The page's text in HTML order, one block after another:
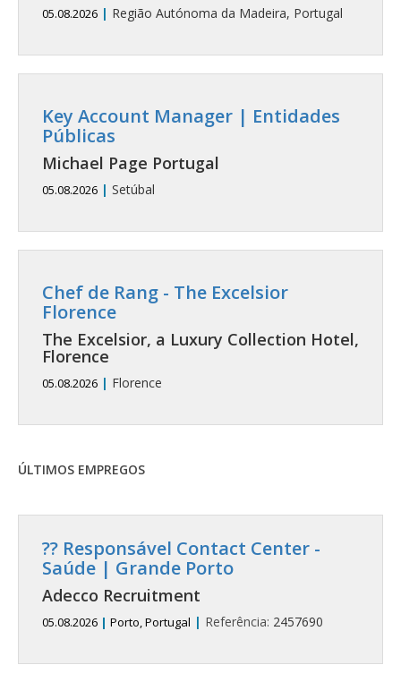
05.08.2026 | Região Autónoma da Madeira, Portugal
Key Account Manager | Entidades
Públicas
Michael Page Portugal
05.08.2026 | Setúbal
Chef de Rang - The Excelsior
Florence
The Excelsior, a Luxury Collection Hotel,
Florence
05.08.2026 | Florence
ÚLTIMOS EMPREGOS
?? Responsável Contact Center -
Saúde | Grande Porto
Adecco Recruitment
05.08.2026 | Porto, Portugal | Referência: 2457690